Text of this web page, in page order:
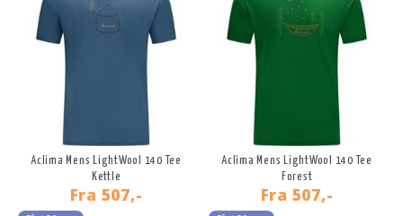
Aclima Mens LightWool 140 Tee
Kettle
Fra 507,-
Aclima Mens LightWool 140 Tee
Forest
Fra 507,-